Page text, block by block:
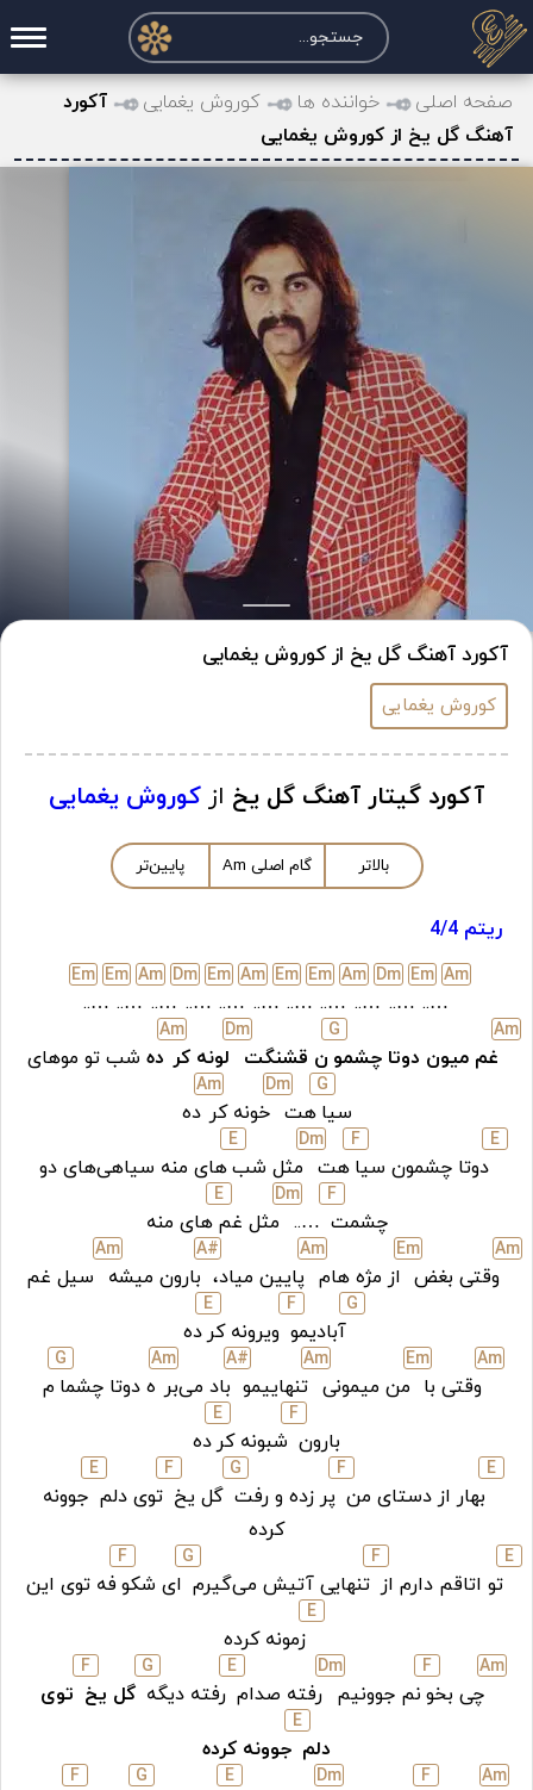
صفحه اصلی
درخواست آکورد
نت و تبلچر
تماس با ما
حساب کاربری
صفحه اصلی خواننده ها کوروش یغمایی
آکورد
آهنگ گل یخ از کوروش یغمایی
آکورد آهنگ گل یخ از کوروش یغمایی
کوروش یغمایی
آکورد گیتار آهنگ گل یخ از کوروش یغمایی
بالاتر گام اصلی Am پایین‌تر
ریتم 4/4
Am
…..
Em
…..
Dm
…..
Am
…..
Em
…..
Em
…..
Am
…..
Em
…..
Dm
…..
Am
…..
Em
…..
Em
Am
غم میون دوتا چشمو
G
ن قشنگت
Dm
لونه کر
Am
ده شب تو مو‌های
سیا
G
هت
Dm
خونه کر
Am
ده
E
دوتا چشمون سیا
F
هت
Dm
مثل شب‌
E
های منه سیاهی‌های دو
چشمت
F
…..
Dm
مثل غم‌
E
های منه
Am
وقتی بغض
Em
از مژه هام
Am
پایین میاد،
A#
بارون میشه
Am
سیل غم
G
آبادیمو
F
ویرونه کر
E
ده
Am
وقتی با
Em
من میمونی
Am
تنهاییمو
A#
باد می‌بر
Am
ه دوتا چشما
G
م
بارون
F
شبونه کر
E
ده
E
بهار از دستای من
F
پر زده و رفت
G
گل یخ
F
توی دلم
E
جوونه
کرده
E
تو اتاقم دارم از
F
تنهایی آتیش می‌گیرم‌
G
ای شکو
F
فه توی این
E
زمونه کرده
Am
چی بخو
F
نم جوونیم
Dm
رفته صدام
E
رفته دیگه
G
گل یخ
F
توی
دلم
E
جوونه کرده
Am
F
Dm
E
G
F